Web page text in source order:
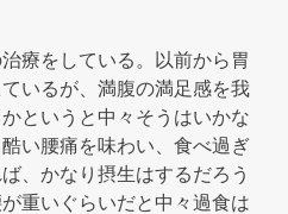
療をしている。以前から胃
いるが、満腹の満足感を我
というと中々そうはいかな
い腰痛を味わい、食べ過ぎ
、かなり摂生はするだろう
重いぐらいだと中々過食は